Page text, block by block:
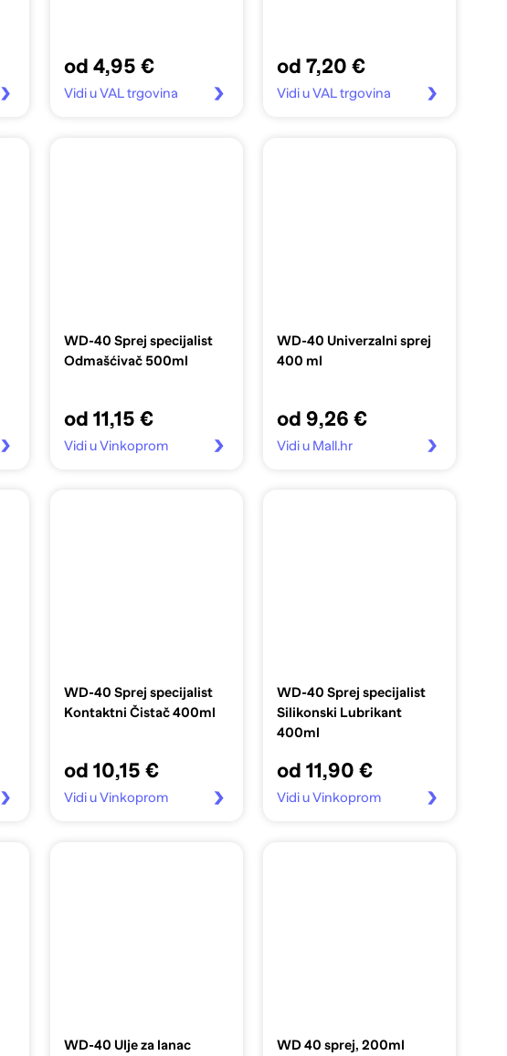
od 4,95 €
Vidi u VAL trgovina
od 7,20 €
Vidi u VAL trgovina
WD-40 Sprej specijalist
Odmašćivač 500ml
od 11,15 €
Vidi u Vinkoprom
WD-40 Univerzalni sprej
400 ml
od 9,26 €
Vidi u Mall.hr
WD-40 Sprej specijalist
Kontaktni Čistač 400ml
od 10,15 €
Vidi u Vinkoprom
WD-40 Sprej specijalist
Silikonski Lubrikant
400ml
od 11,90 €
Vidi u Vinkoprom
WD-40 Ulje za lanac
WD 40 sprej, 200ml